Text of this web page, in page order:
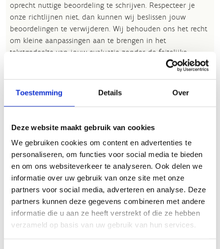
Toestemming Details Over
Deze website maakt gebruik van cookies
We gebruiken cookies om content en advertenties te
personaliseren, om functies voor social media te bieden
en om ons websiteverkeer te analyseren. Ook delen we
informatie over uw gebruik van onze site met onze
partners voor social media, adverteren en analyse. Deze
partners kunnen deze gegevens combineren met andere
informatie die u aan ze heeft verstrekt of die ze hebben
verzameld op basis van uw gebruik van hun services.
oprecht nuttige beoordeling te schrijven. Respecteer je
onze richtlijnen niet, dan kunnen wij beslissen jouw
beoordelingen te verwijderen. Wij behouden ons het recht
om kleine aanpassingen aan te brengen in het
tekstgedeelte van jouw evaluatie zonder de feitelijke
inhoud ervan te veranderen, bijvoorbeeld om taalfouten
Voor meer informatie over onze routestructuren, neem een
kijkje bij deFAQ.
Wil je een probleem melden op een route? Ga dan naar
het
Routemeldpunt .
Heb je een vraag, contacteer ons via
sportievevrijetijd@sport.vlaanderen.​
ALGEMENE BEOORDELING *